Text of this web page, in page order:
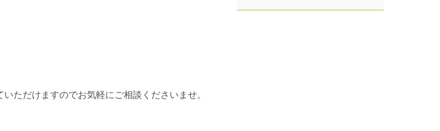
ただけますのでお気軽にご相談くださいませ。